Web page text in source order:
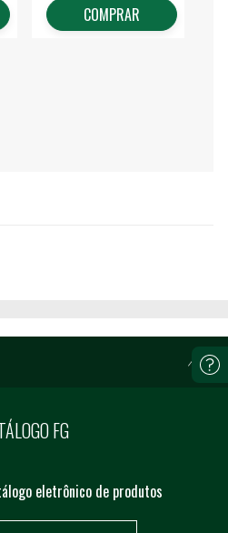
COMPRAR
FG
eletrônico de produtos